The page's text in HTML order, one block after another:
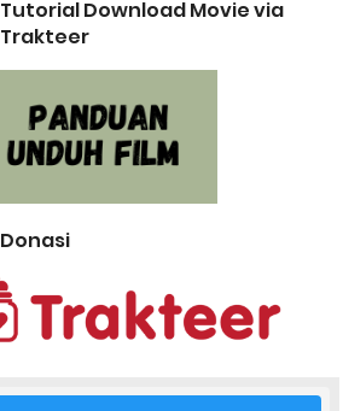
Tutorial Download Movie via
Trakteer
Donasi